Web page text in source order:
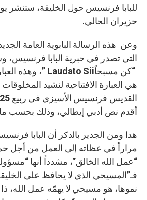
للبابا فرنسيس حول الخليقة، ستنشر
حزيران الحالي.
وعن هذه الرسالة البابوية العامة
التي تصدر في حبرية البابا فرنسيس،
“كن مسبحاً” Laudato Sii، وهذه
هي العبارة الافتتاحية لنشيد المخلوقات
أقدم نص أدبي إيطالي، وذلك بحسب ما
هذا ومن الجدير بالذكر أن البابا
مراراً في عظاته إلى العمل من أجل
“عمل الله الخالق”، مشدداً أنها
فـ”المسيحي الذي لا يحافظ على
نموها، هو مسيحي لا يهمّه عمل الله،